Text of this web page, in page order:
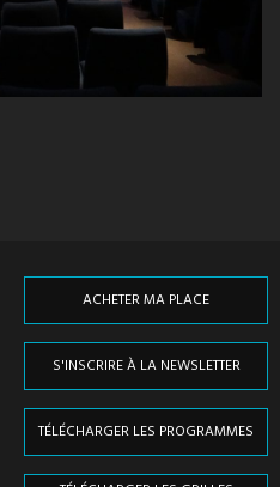
ACHETER MA PLACE
S'INSCRIRE À LA NEWSLETTER
TÉLÉCHARGER LES PROGRAMMES